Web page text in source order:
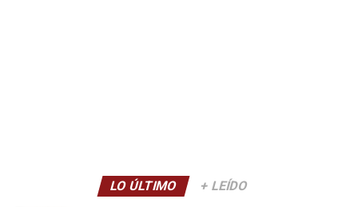
LO ÚLTIMO + LEÍDO